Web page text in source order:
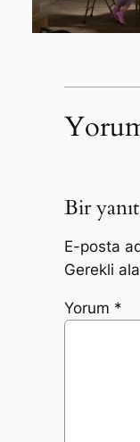
Bir
E-posta
Gerekli
Yorum *